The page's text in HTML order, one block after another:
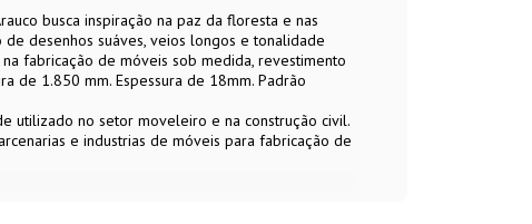
busca inspiração na paz da floresta e nas
desenhos suáves, veios longos e tonalidade
fabricação de móveis sob medida, revestimento
de 1.850 mm. Espessura de 18mm. Padrão
utilizado no setor moveleiro e na construção civil.
e industrias de móveis para fabricação de